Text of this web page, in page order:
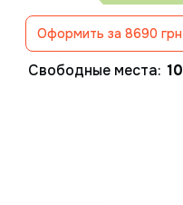
Оформить за 8690 грн
Свободные места: 10